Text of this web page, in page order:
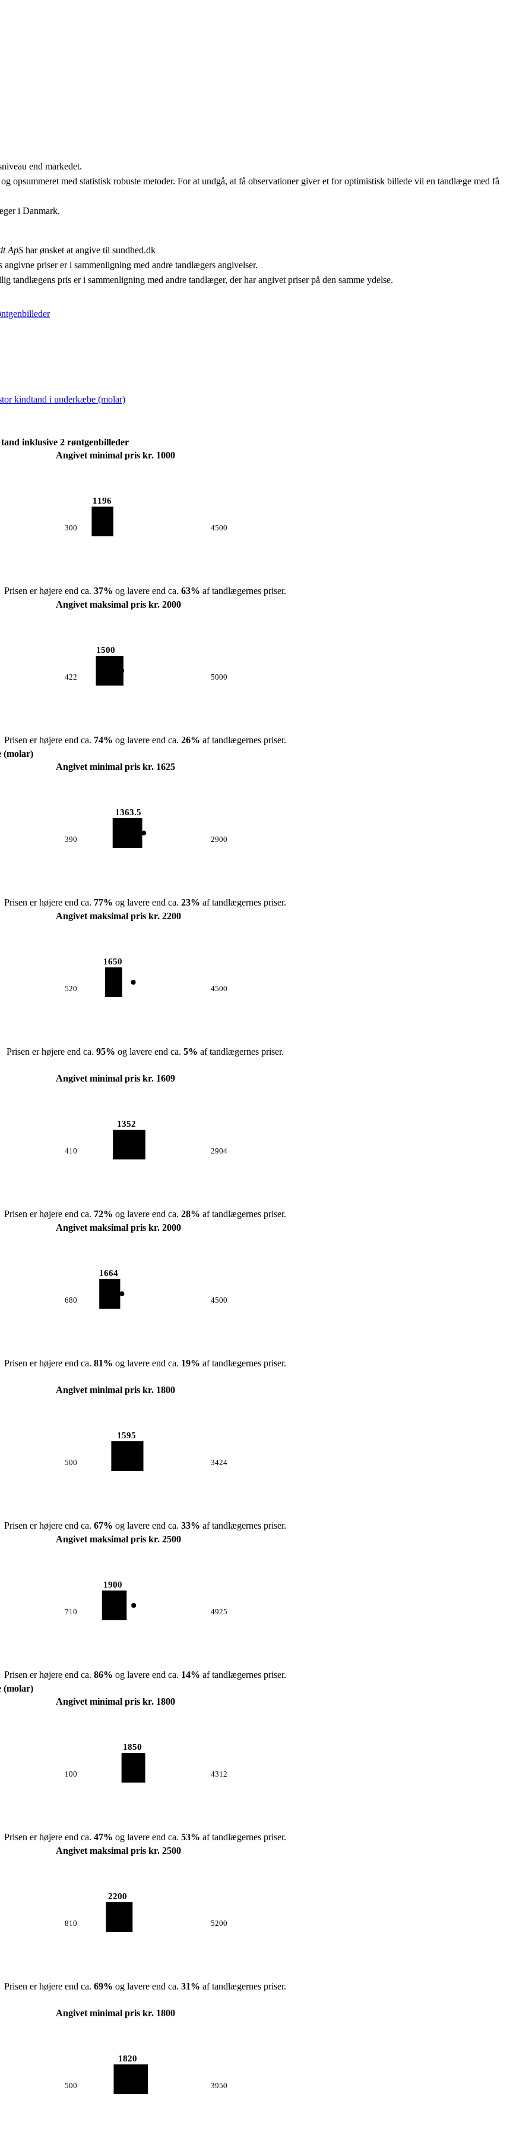
end markedet.
opsummeret med statistisk robuste metoder. For at undgå, at få observationer giver et for optimistisk billede vil en tandlæge med få
i Danmark.
ApS har ønsket at angive til sundhed.dk
priser er i sammenligning med andre tandlægers angivelser.
tandlægens pris er i sammenligning med andre tandlæger, der har angivet priser på den samme ydelse.
kindtand i underkæbe (molar)
inklusive 2 røntgenbilleder
Angivet minimal pris kr. 1000
300
1196
4500
Prisen er højere end ca. 37% og lavere end ca. 63% af tandlægernes priser.
Angivet maksimal pris kr. 2000
422
1500
5000
Prisen er højere end ca. 74% og lavere end ca. 26% af tandlægernes priser.
(molar)
Angivet minimal pris kr. 1625
390
1363.5
2900
Prisen er højere end ca. 77% og lavere end ca. 23% af tandlægernes priser.
Angivet maksimal pris kr. 2200
520
1650
4500
Prisen er højere end ca. 95% og lavere end ca. 5% af tandlægernes priser.
Angivet minimal pris kr. 1609
410
1352
2904
Prisen er højere end ca. 72% og lavere end ca. 28% af tandlægernes priser.
Angivet maksimal pris kr. 2000
680
1664
4500
Prisen er højere end ca. 81% og lavere end ca. 19% af tandlægernes priser.
Angivet minimal pris kr. 1800
500
1595
3424
Prisen er højere end ca. 67% og lavere end ca. 33% af tandlægernes priser.
Angivet maksimal pris kr. 2500
710
1900
4925
Prisen er højere end ca. 86% og lavere end ca. 14% af tandlægernes priser.
(molar)
Angivet minimal pris kr. 1800
100
1850
4312
Prisen er højere end ca. 47% og lavere end ca. 53% af tandlægernes priser.
Angivet maksimal pris kr. 2500
810
2200
5200
Prisen er højere end ca. 69% og lavere end ca. 31% af tandlægernes priser.
Angivet minimal pris kr. 1800
500
1820
3950